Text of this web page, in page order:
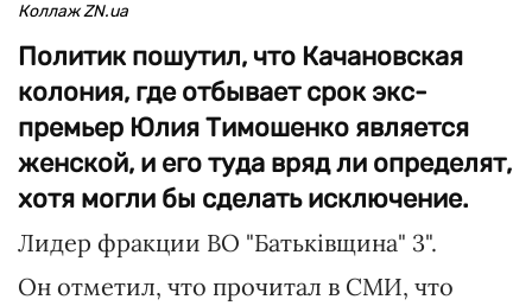
Коллаж ZN.ua
Политик пошутил, что Качановская
колония, где отбывает срок экс-
премьер Юлия Тимошенко является
женской, и его туда вряд ли определят,
хотя могли бы сделать исключение.
Лидер фракции ВО "Батьківщина" 3".
Он отметил, что прочитал в СМИ, что